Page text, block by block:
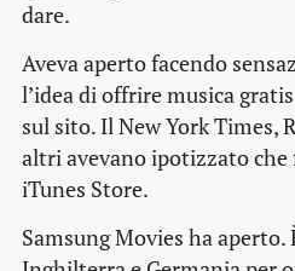
dare.
Aveva aperto facendo
l’idea di offrire musica
sul sito. Il New York Times,
altri avevano ipotizzato che
iTunes Store.
Samsung Movies ha